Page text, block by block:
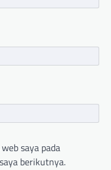
saya pada
berikutnya.